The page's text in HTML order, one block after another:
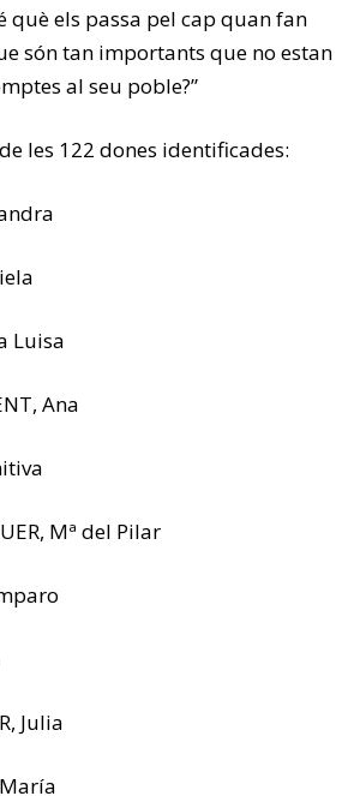
què els passa pel cap quan fan
són tan importants que no estan
al seu poble?”
les 122 dones identificades:
Luisa
Ana
Mª del Pilar
Julia
María